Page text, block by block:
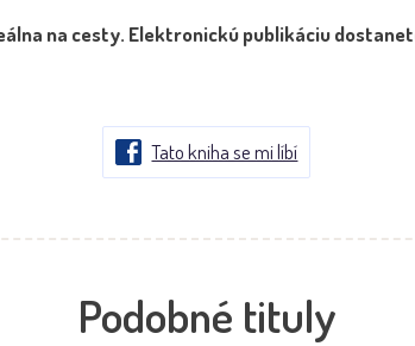
na cesty. Elektronickú publikáciu
Tato kniha se mi líbí
Podobné tituly